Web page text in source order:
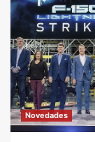
Novedades